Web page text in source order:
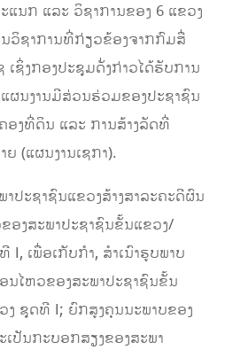
ແນກ ແລະ ວິຊາການຂອງ 6 ແຂວງ
ວິຊາການທີ່ກ່ຽວຂ້ອງຈາກກົມສື່
ຊິ່ງກອງປະຊຸມດັ່ງກ່າວໄດ້ຮັບການ
ນງານມີສ່ວນຮ່ວມຂອງປະຊາຊົນ
ອງທີ່ດິນ ແລະ ການສ້າງລັດທີ່
(ແຜນງານເຊກາ).
ປະຊາຊົນແຂວງສ້າງສາລະຄະດີຜົນ
ອງສະພາປະຊາຊົນຂັ້ນແຂວງ/
ເພື່ອເກັບກໍາ, ສໍາເນົາຮູບພາບ
ນໄຫວຂອງສະພາປະຊາຊົນຂັ້ນ
ຊຸດທີ I; ຍົກສູງຄຸນນະພາບຂອງ
ເປັນກະບອກສຽງຂອງສະພາ